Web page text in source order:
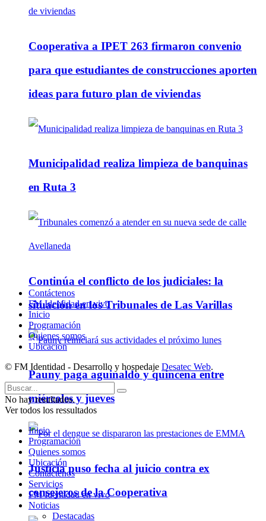
Cooperativa a IPET 263 firmaron convenio
para que estudiantes de construcciones aporten
ideas para futuro plan de viviendas
Municipalidad realiza limpieza de banquinas
en Ruta 3
Continúa el conflicto de los judiciales: la
situación en los Tribunales de Las Varillas
Pauny paga aguinaldo y quincena entre
miércoles y jueves
Justicia puso fecha al juicio contra ex
consejeros de la Cooperativa
Contáctenos
FM Identidad en vivo
Inicio
Programación
Quienes somos
Ubicación
© FM Identidad - Desarrollo y hospedaje Desatec Web.
No hay resultados.
Ver todos los ressultados
Inicio
Programación
Quienes somos
Ubicación
Contáctenos
Servicios
FM Identidad en vivo
Noticias
Destacadas